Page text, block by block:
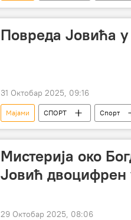
НБА у бојама Србије
Спорт
Повреда Јовића
31 Октобар 2025, 09:16
Мајами СПОРТ Спорт
НБА
Мистерија око
Јовић двоцифрен
29 Октобар 2025, 08:06